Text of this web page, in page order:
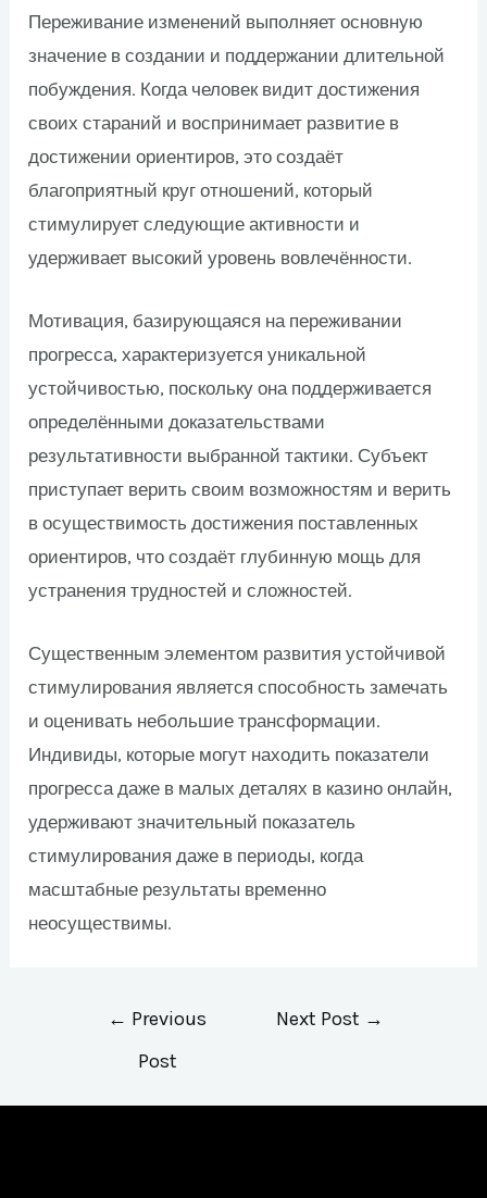
Переживание изменений выполняет основную
значение в создании и поддержании длительной
побуждения. Когда человек видит достижения
своих стараний и воспринимает развитие в
достижении ориентиров, это создаёт
благоприятный круг отношений, который
стимулирует следующие активности и
удерживает высокий уровень вовлечённости.
Мотивация, базирующаяся на переживании
прогресса, характеризуется уникальной
устойчивостью, поскольку она поддерживается
определёнными доказательствами
результативности выбранной тактики. Субъект
приступает верить своим возможностям и верить
в осуществимость достижения поставленных
ориентиров, что создаёт глубинную мощь для
устранения трудностей и сложностей.
Существенным элементом развития устойчивой
стимулирования является способность замечать
и оценивать небольшие трансформации.
Индивиды, которые могут находить показатели
прогресса даже в малых деталях в казино онлайн,
удерживают значительный показатель
стимулирования даже в периоды, когда
масштабные результаты временно
неосуществимы.
← Previous
Post
Next Post →